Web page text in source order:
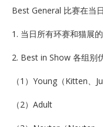
Best General 比赛在当
1. 当日所有环赛和猫展
2. Best in Show 各组别
（1）Young（Kitten、
（2）Adult